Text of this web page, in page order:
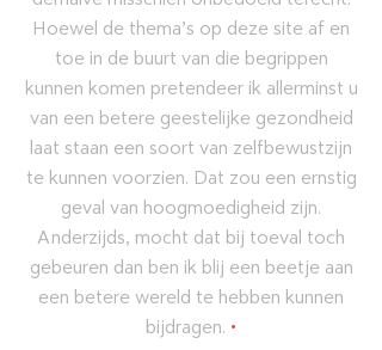
Hoewel de thema’s op deze site af en
toe in de buurt van die begrippen
kunnen komen pretendeer ik allerminst u
van een betere geestelijke gezondheid
laat staan een soort van zelfbewustzijn
te kunnen voorzien. Dat zou een ernstig
geval van hoogmoedigheid zijn.
Anderzijds, mocht dat bij toeval toch
gebeuren dan ben ik blij een beetje aan
een betere wereld te hebben kunnen
bijdragen. •